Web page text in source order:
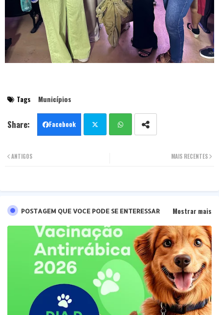
Tags Municípios
Facebook
MAIS RECENTES
ANTIGOS
POSTAGEM QUE VOCE PODE SE ENTERESSAR Mostrar mais